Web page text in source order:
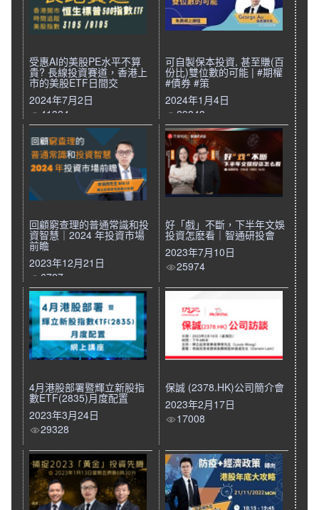
受惠AI的美股PE水平不算
貴? 長線投資賽道，香港上
市的美股ETF日間交
2024年7月2日
41324
可自製保本投資, 甚至賺(百
份比)雙位數的可能 | #期權
#債券 #策
2024年1月4日
29843
回顧窮查理的普通常識和投
資智慧｜2024 年投資市場
前瞻
2023年12月21日
6727
好「戲」不斷，下半年文娛
投資怎麽看｜智通研投會
2023年7月10日
25974
4月港股部署暨輝立新股指
數ETF(2835)月度配置
2023年3月24日
29328
保誠 (2378.HK)公司簡介會
2023年2月17日
17008